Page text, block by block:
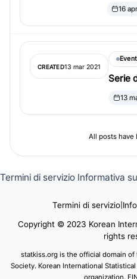
16
CREATED13 mar 2021
Serie
13
All posts have
Termini di servizio Informativa
Termini di servizio
Copyright © 2023 Korean
rights
statkiss.org is the official domain
Society. Korean International
organization.